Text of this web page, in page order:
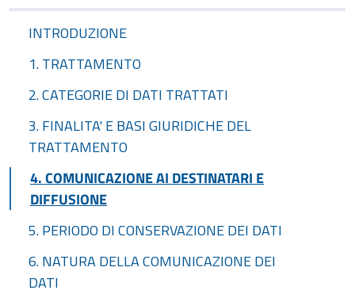
INTRODUZIONE
1. TRATTAMENTO
2. CATEGORIE DI DATI TRATTATI
3. FINALITA' E BASI GIURIDICHE DEL
TRATTAMENTO
4. COMUNICAZIONE AI DESTINATARI E
DIFFUSIONE
5. PERIODO DI CONSERVAZIONE DEI DATI
6. NATURA DELLA COMUNICAZIONE DEI
DATI